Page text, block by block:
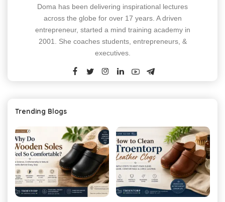
Doma has been delivering inspirational lectures
across the globe for over 17 years. A driven
entrepreneur, started a mind training academy in
2001. She coaches students, entrepreneurs, &
executives.
Trending Blogs